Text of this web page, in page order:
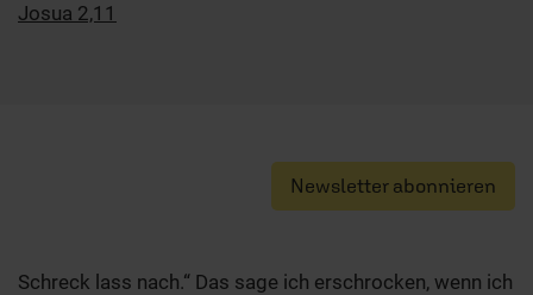
Josua 2,11
Newsletter abonnieren
Schreck lass nach.“ Das sage ich erschrocken, wenn ich